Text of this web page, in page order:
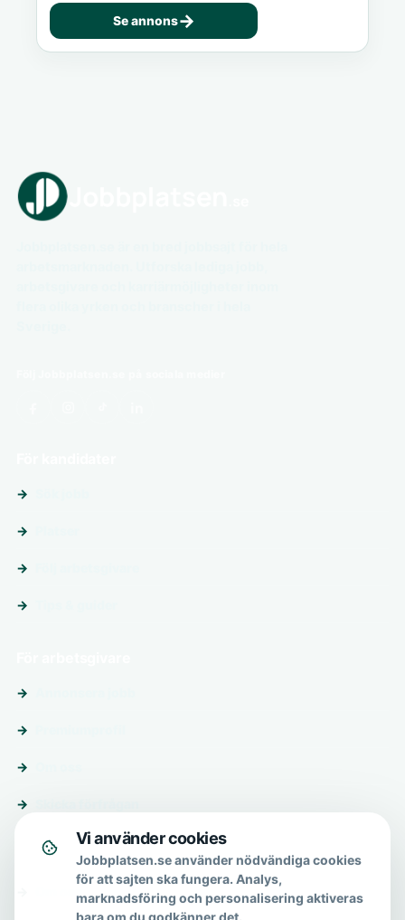
Se annons→
Om & hjälp
Vi använder cookies
Jobbplatsen.se använder nödvändiga cookies
för att sajten ska fungera. Analys,
marknadsföring och personalisering aktiveras
bara om du godkänner det.